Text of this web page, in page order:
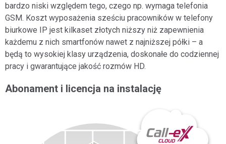
bardzo niski względem tego, czego np. wymaga telefonia
GSM. Koszt wyposażenia sześciu pracowników w telefony
biurkowe IP jest kilkaset złotych niższy niż zapewnienia
każdemu z nich smartfonów nawet z najniższej półki – a
będą to wysokiej klasy urządzenia, doskonałe do codziennej
pracy i gwarantujące jakość rozmów HD.
Abonament i licencja na instalację